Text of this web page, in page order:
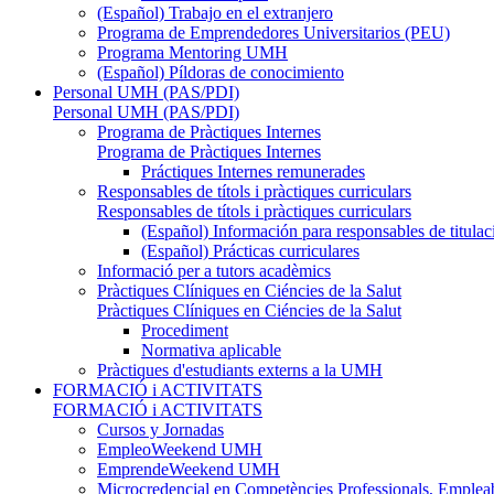
(Español) Trabajo en el extranjero
Programa de Emprendedores Universitarios (PEU)
Programa Mentoring UMH
(Español) Píldoras de conocimiento
Personal UMH (PAS/PDI)
Personal UMH (PAS/PDI)
Programa de Pràctiques Internes
Programa de Pràctiques Internes
Práctiques Internes remunerades
Responsables de títols i pràctiques curriculars
Responsables de títols i pràctiques curriculars
(Español) Información para responsables de
(Español) Prácticas curriculares
Informació per a tutors acadèmics
Pràctiques Clíniques en Ciéncies de la Salut
Pràctiques Clíniques en Ciéncies de la Salut
Procediment
Normativa aplicable
Pràctiques d'estudiants externs a la UMH
FORMACIÓ i ACTIVITATS
FORMACIÓ i ACTIVITATS
Cursos y Jornadas
EmpleoWeekend UMH
EmprendeWeekend UMH
Microcredencial en Competències Professionals,